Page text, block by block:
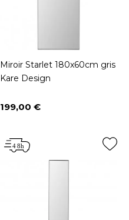
Miroir Starlet 180x60cm gris
Kare Design
Prix
199,00 €